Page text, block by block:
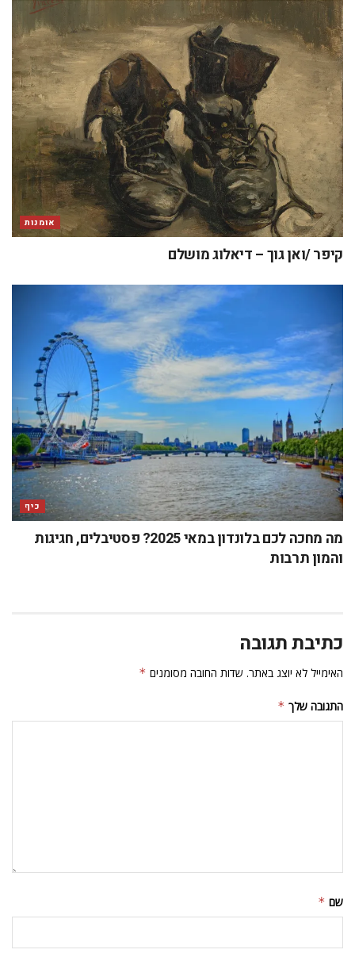
אומנות
קיפר /ואן גוך – דיאלוג מושלם
כיף
מה מחכה לכם בלונדון במאי 2025? פסטיבלים, חגיגות
והמון תרבות
כתיבת תגובה
האימייל לא יוצג באתר. שדות החובה מסומנים *
התגובה שלך *
שם *